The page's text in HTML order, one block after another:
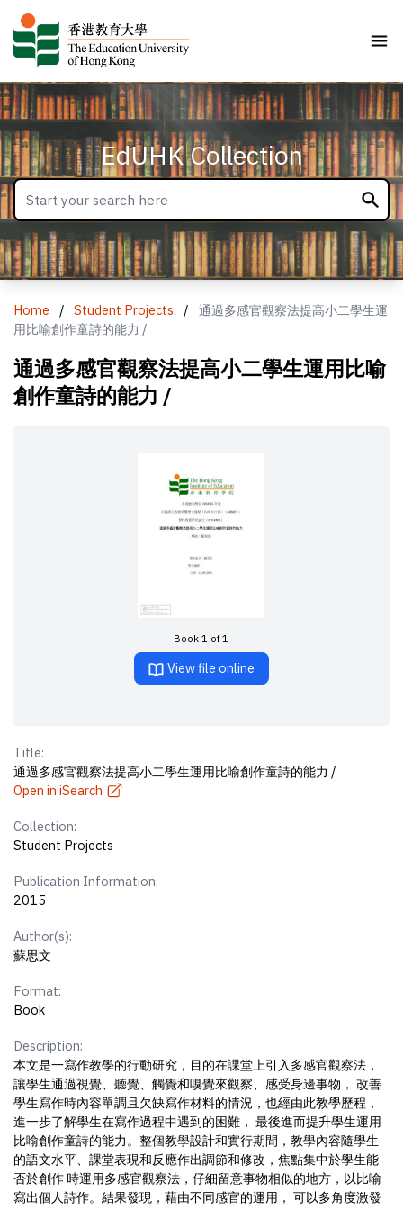
EdUHK Collection
Home / Student Projects /
通過多感官觀察法提高小二學生運
用比喻創作童詩的能力 /
通過多感官觀察法提高小二學生運用比喻
創作童詩的能力 /
Book 1 of 1
View file online
Title:
通過多感官觀察法提高小二學生運用比喻創作童詩的能力 /
Open in iSearch
Collection:
Student Projects
Publication Information:
2015
Author(s):
蘇思文
Format:
Book
Description:
本文是一寫作教學的行動研究，目的在課堂上引入多感官觀察法，
讓學生通過視覺、聽覺、觸覺和嗅覺來觀察、感受身邊事物， 改善
學生寫作時內容單調且欠缺寫作材料的情況，也經由此教學歷程，
進一步了解學生在寫作過程中遇到的困難， 最後進而提升學生運用
比喻創作童詩的能力。整個教學設計和實行期間，教學內容隨學生
的語文水平、課堂表現和反應作出調節和修改，焦點集中於學生能
否於創作 時運用多感官觀察法，仔細留意事物相似的地方，以比喻
寫出個人詩作。結果發現，藉由不同感官的運用， 可以多角度激發